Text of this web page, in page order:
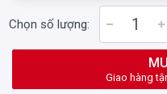
Chọn số lượng:
Giao hàng